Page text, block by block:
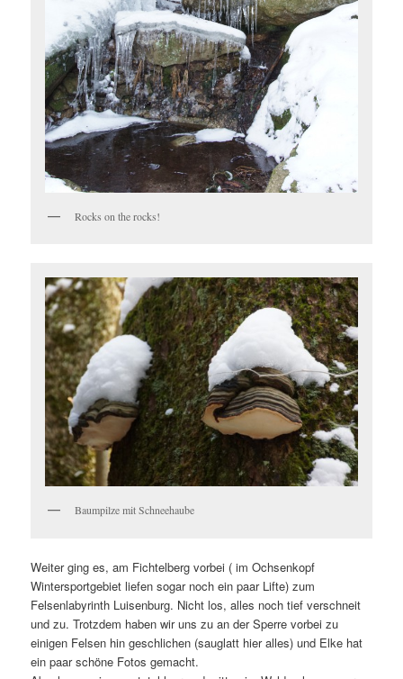
Rocks on the rocks!
Baumpilze mit Schneehaube
Weiter ging es, am Fichtelberg vorbei ( im Ochsenkopf
Wintersportgebiet liefen sogar noch ein paar Lifte) zum
Felsenlabyrinth Luisenburg. Nicht los, alles noch tief verschneit
und zu. Trotzdem haben wir uns zu an der Sperre vorbei zu
einigen Felsen hin geschlichen (sauglatt hier alles) und Elke hat
ein paar schöne Fotos gemacht.